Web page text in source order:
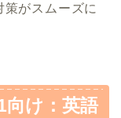
がスムーズに
向け：英語